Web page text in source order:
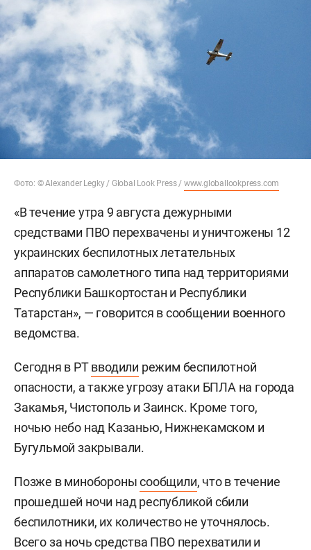
Фото: © Alexander Legky / Global Look Press / www.globallookpress.com
«В течение утра 9 августа дежурными
средствами ПВО перехвачены и уничтожены 12
украинских беспилотных летательных
аппаратов самолетного типа над территориями
Республики Башкортостан и Республики
Татарстан», — говорится в сообщении военного
ведомства.
Сегодня в РТвводили режим беспилотной
опасности, а также угрозу атаки БПЛА на города
Закамья, Чистополь и Заинск. Кроме того,
ночью небо над Казанью, Нижнекамском и
Бугульмой закрывали.
Позже в миноборонысообщили, что в течение
прошедшей ночи над республикой сбили
беспилотники, их количество не уточнялось.
Всего за ночь средства ПВО перехватили и